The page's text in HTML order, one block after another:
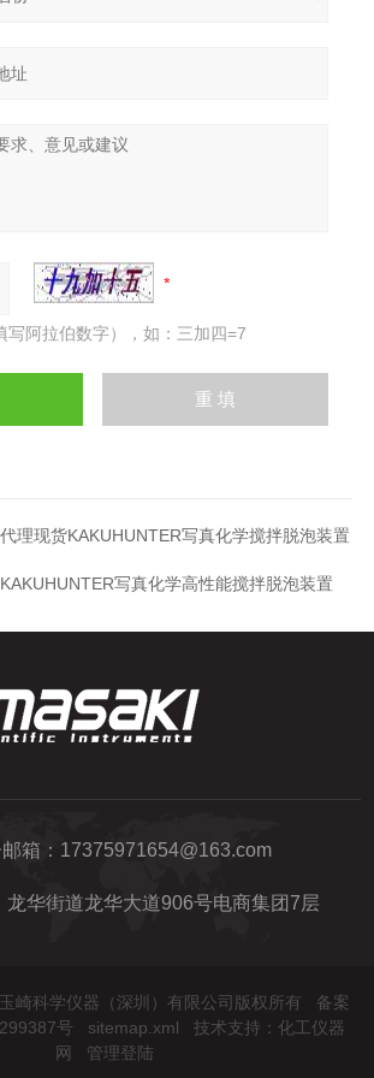
写阿拉伯数字），如：三加四=7
理现货KAKUHUNTER写真化学搅拌脱泡装置
写真化学高性能搅拌脱泡装置
箱： 17375971654@163.com
龙华街道龙华大道906号电商集团7层
崎科学仪器（深圳）有限公司版权所有 备案
号
sitemap.xml 技术支持： 化工仪器
网
管理登陆